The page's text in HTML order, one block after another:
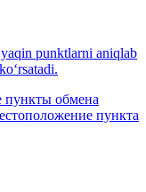
punktlarni aniqlab
обмена
пункта